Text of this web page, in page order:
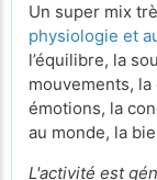
Un super mix
physiologie et
l’équilibre, la
mouvements,
émotions, la
au monde, la
L'activité est